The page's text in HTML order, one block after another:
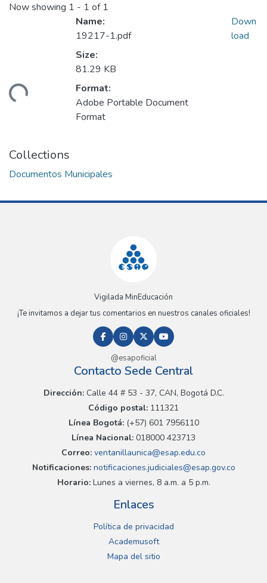
Now showing 1 - 1 of 1
Name:
19217-1.pdf
Size:
81.29 KB
Format:
Adobe Portable Document
Format
Down
load
Collections
Documentos Municipales
Vigilada MinEducación
¡Te invitamos a dejar tus comentarios en nuestros canales oficiales!
@esapoficial
Contacto Sede Central
Dirección:Calle 44 # 53 - 37, CAN, Bogotá D.C.
Código postal: 111321
Línea Bogotá:(+57) 601 7956110
Línea Nacional: 018000 423713
Correo: ventanillaunica@esap.edu.co
Notificaciones:notificaciones.judiciales@esap.gov.co
Horario:Lunes a viernes, 8 a.m. a 5 p.m.
Enlaces
Política de privacidad
Academusoft
Mapa del sitio